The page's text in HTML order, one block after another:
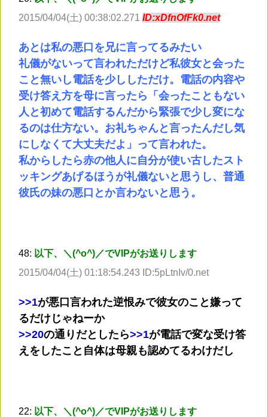
2015/04/04(土) 00:38:02.271 ID:xDfnOfFk0.net
あとは私の悪口を兄に言ってるみたい
礼儀がないって言われただけど私彼女と会った
こと無いし電話を少ししただけ。電話の内容や
受け答え方を母に言ったら「会ったこともない
人と初めて電話するんだから緊張で少し変にな
るのは仕方ない。お礼ちゃんと言ったんだし気
にしなくて大丈夫だよ」って言われた。
私からしたら赤の他人に自分が使い古したスト
ッキングあげるほうが礼儀ないと思うし、普通
彼氏の妹の悪口とか言わないと思う。
48: 以下、＼(^o^)／でVIPがお送りします
2015/04/04(土) 01:18:54.243 ID:5pLtnIv/0.net
>>1が悪口言われた逆恨みで彼女のこと嫌って
るだけじゃねーか
>>20の通りだとしたら>>1が電話で変な受け答
えをしたこと自体は母親も認めてるわけだし
22: 以下、＼(^o^)／でVIPがお送りします